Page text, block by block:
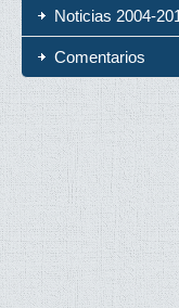
Noticias 2004-
Comentarios